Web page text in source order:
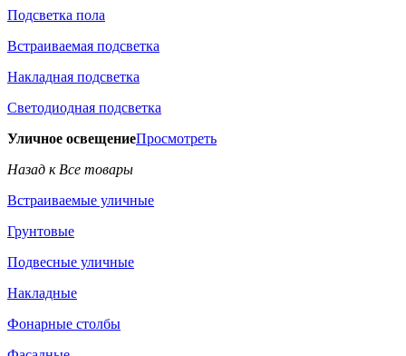
Подсветка пола
Встраиваемая подсветка
Накладная подсветка
Светодиодная подсветка
Уличное освещениеПросмотреть
Назад к Все товары
Встраиваемые уличные
Грунтовые
Подвесные уличные
Накладные
Фонарные столбы